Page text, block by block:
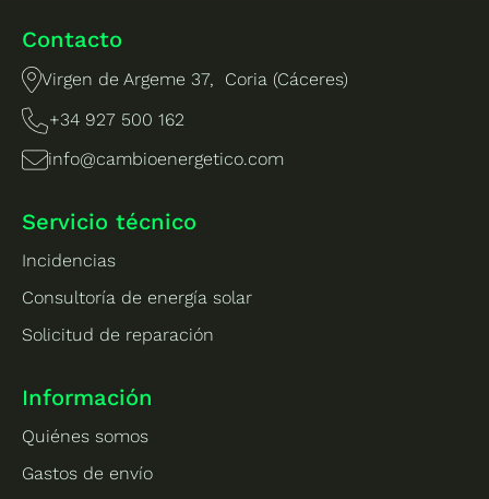
Contacto
Virgen de Argeme 37, Coria (Cáceres)
+34 927 500 162
info@cambioenergetico.com
Servicio técnico
Incidencias
Consultoría de energía solar
Solicitud de reparación
Información
Quiénes somos
Gastos de envío